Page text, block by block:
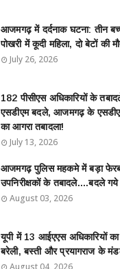
आजमगढ़ में दर्दनाक घटना: तीन
पोखरी में कूदी महिला, दो बेटों की
July 26, 2026
182 पीसीएस अधिकारियों के
एसडीएम बदले, आजमगढ़ के
का आगरा तबादला!
July 13, 2026
आजमगढ़ पुलिस महकमे में बड़ा
उपनिरीक्षकों के तबादले....बदले गये
August 03, 2026
यूपी में 13 आईएएस अधिकारियों
बरेली, बस्ती और प्रयागराज के